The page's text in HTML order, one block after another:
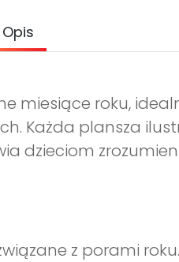
Opis
miesiące roku,
Każda plansza
dzieciom
z porami roku.